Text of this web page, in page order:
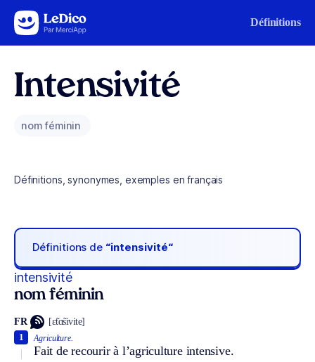
Aller au contenu Définitions
Intensivité
nom féminin
Définitions, synonymes, exemples en français
Définitions de “intensivité“
intensivité
nom féminin
FR [ɛ̃tɑ̃sivite]
Agriculture.
Fait de recourir à l’agriculture intensive.
1